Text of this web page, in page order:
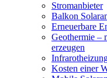
Stromanbieter
Balkon
Erneuerbare
Geothermie –
erzeugen
Kosten einer